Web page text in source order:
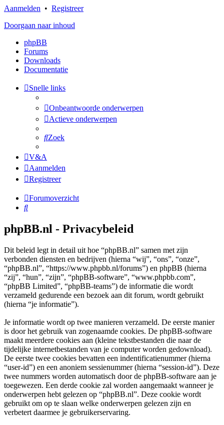
Aanmelden • Registreer
Doorgaan naar inhoud
phpBB
Forums
Downloads
Documentatie
Snelle links
Onbeantwoorde onderwerpen
Actieve onderwerpen
Zoek
V&A
Aanmelden
Registreer
Forumoverzicht
Zoek
phpBB.nl - Privacybeleid
Dit beleid legt in detail uit hoe “phpBB.nl” samen met zijn
verbonden diensten en bedrijven (hierna “wij”, “ons”, “onze”,
“phpBB.nl”, “https://www.phpbb.nl/forums”) en phpBB (hierna
“zij”, “hun”, “zijn”, “phpBB-software”, “www.phpbb.com”,
“phpBB Limited”, “phpBB-teams”) de informatie die wordt
verzameld gedurende een bezoek aan dit forum, wordt gebruikt
(hierna “je informatie”).
Je informatie wordt op twee manieren verzameld. De eerste manier
is door het gebruik van zogenaamde cookies. De phpBB-software
maakt meerdere cookies aan (kleine tekstbestanden die naar de
tijdelijke internetbestanden van je computer worden gedownload).
De eerste twee cookies bevatten een indentificatienummer (hierna
“user-id”) en een anoniem sessienummer (hierna “session-id”). Deze
twee nummers worden automatisch door de phpBB-software aan je
toegewezen. Een derde cookie zal worden aangemaakt wanneer je
onderwerpen hebt gelezen op “phpBB.nl”. Deze cookie wordt
gebruikt om op te slaan welke onderwerpen gelezen zijn en
verbetert daarmee je gebruikerservaring.